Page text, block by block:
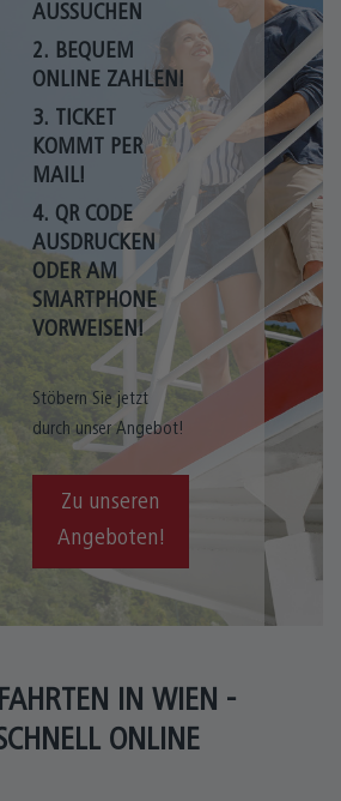
AUSSUCHEN
2. BEQUEM
ONLINE ZAHLEN!
3. TICKET
KOMMT PER
MAIL!
4. QR CODE
AUSDRUCKEN
ODER AM
SMARTPHONE
VORWEISEN!
Stöbern Sie jetzt
durch unser Angebot!
Zu unseren
Angeboten!
IN WIEN -
ONLINE